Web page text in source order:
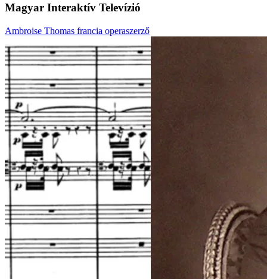
Magyar Interaktív Televízió
Ambroise Thomas francia operaszerző